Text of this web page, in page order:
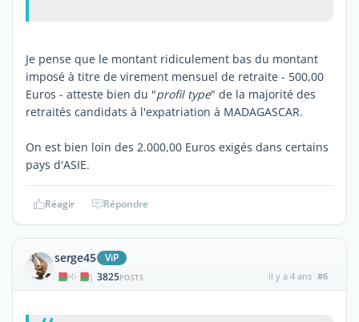
Je pense que le montant ridiculement bas du montant
imposé à titre de virement mensuel de retraite - 500,00
Euros - atteste bien du "profil type" de la majorité des
retraités candidats à l'expatriation à MADAGASCAR.
On est bien loin des 2.000,00 Euros exigés dans certains
pays d'ASIE.
Réagir Répondre
serge45 ViP
| 3825POSTS il y a 4 ans #6